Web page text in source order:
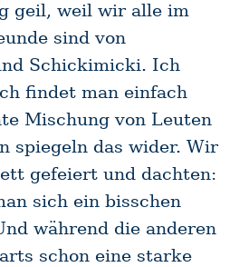
geil, weil wir alle im
sind von
Schickimicki. Ich
findet man einfach
Mischung von Leuten
spiegeln das wider. Wir
gefeiert und dachten:
sich ein bisschen
während die anderen
schon eine starke